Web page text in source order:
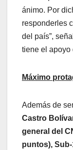
ánimo. Por
responderles
del país”,
tiene el apoyo
Máximo
Además de
Castro
general del
puntos), Sub-